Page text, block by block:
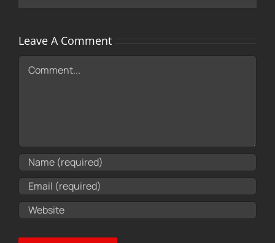
Leave A Comment
Comment